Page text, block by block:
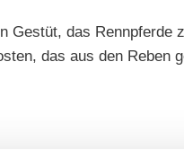
Gestüt, das Rennpferde
das aus den Reben